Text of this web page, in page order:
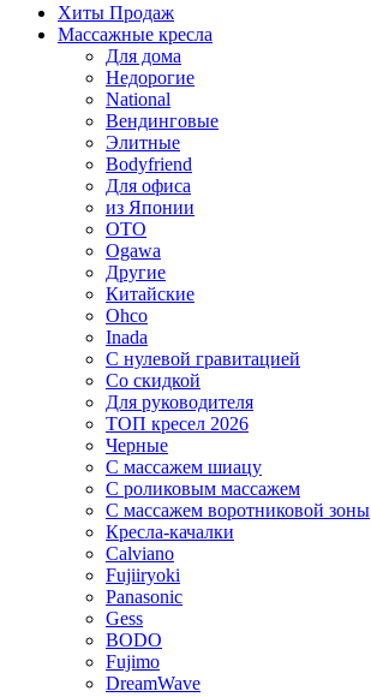
Хиты Продаж
Массажные кресла
Для дома
Недорогие
National
Вендинговые
Элитные
Bodyfriend
Для офиса
из Японии
OTO
Ogawa
Другие
Китайские
Ohco
Inada
С нулевой гравитацией
Со скидкой
Для руководителя
ТОП кресел 2026
Черные
С массажем шиацу
С роликовым массажем
С массажем воротниковой зоны
Кресла-качалки
Calviano
Fujiiryoki
Panasonic
Gess
BODO
Fujimo
DreamWave